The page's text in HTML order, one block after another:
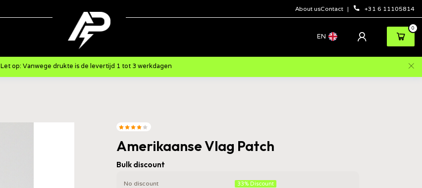
About usContact +31 6 11105814
EN
0
Let op: Vanwege drukte is de levertijd 1 tot 3 werkdagen
Amerikaanse Vlag Patch
Bulk discount
No discount 33%Discount